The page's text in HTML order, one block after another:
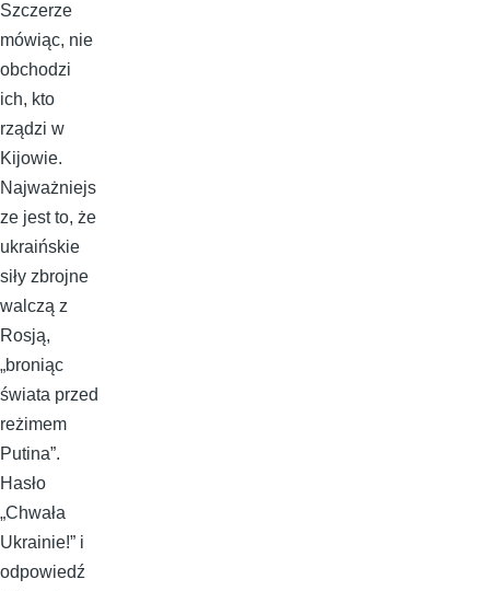
Szczerze
mówiąc, nie
obchodzi
ich, kto
rządzi w
Kijowie.
Najważniejs
ze jest to, że
ukraińskie
siły zbrojne
walczą z
Rosją,
„broniąc
świata przed
reżimem
Putina”.
Hasło
„Chwała
Ukrainie!” i
odpowiedź